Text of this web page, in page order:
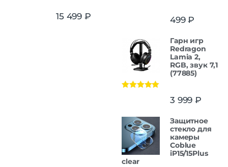
15 499 ₽ 499₽
Гарн игр
Redragon
Lamia 2,
RGB, звук 7,1
(77885)
3 999 ₽
Защитнoe
cтекло для
камеры
Coblue
iP15/15Plus
clear